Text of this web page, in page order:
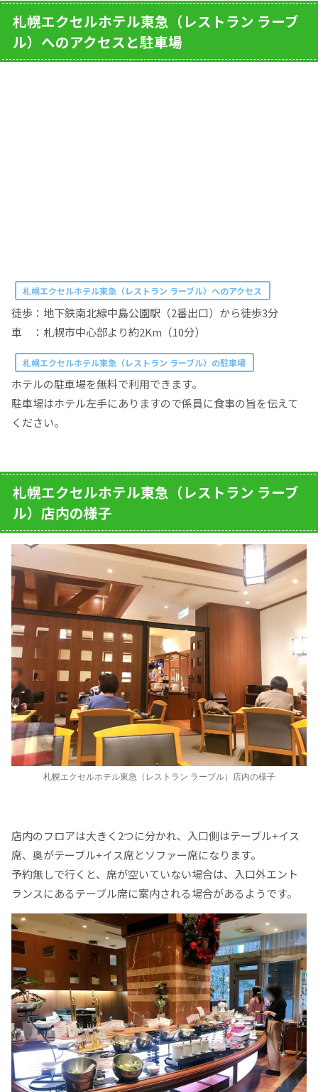
札幌エクセルホテル東急（レストラン ラーブ
ル）へのアクセスと駐車場
札幌エクセルホテル東急（レストラン ラーブル）へのアクセス
徒歩：地下鉄南北線中島公園駅（2番出口）から徒歩3分
車 ：札幌市中心部より約2Km（10分）
札幌エクセルホテル東急（レストラン ラーブル）の駐車場
ホテルの駐車場を無料で利用できます。
駐車場はホテル左手にありますので係員に食事の旨を伝えて
ください。
札幌エクセルホテル東急（レストラン ラーブ
ル）店内の様子
札幌エクセルホテル東急（レストラン ラーブル）店内の様子
店内のフロアは大きく2つに分かれ、入口側はテーブル+イス
席、奥がテーブル+イス席とソファー席になります。
予約無しで行くと、席が空いていない場合は、入口外エント
ランスにあるテーブル席に案内される場合があるようです。